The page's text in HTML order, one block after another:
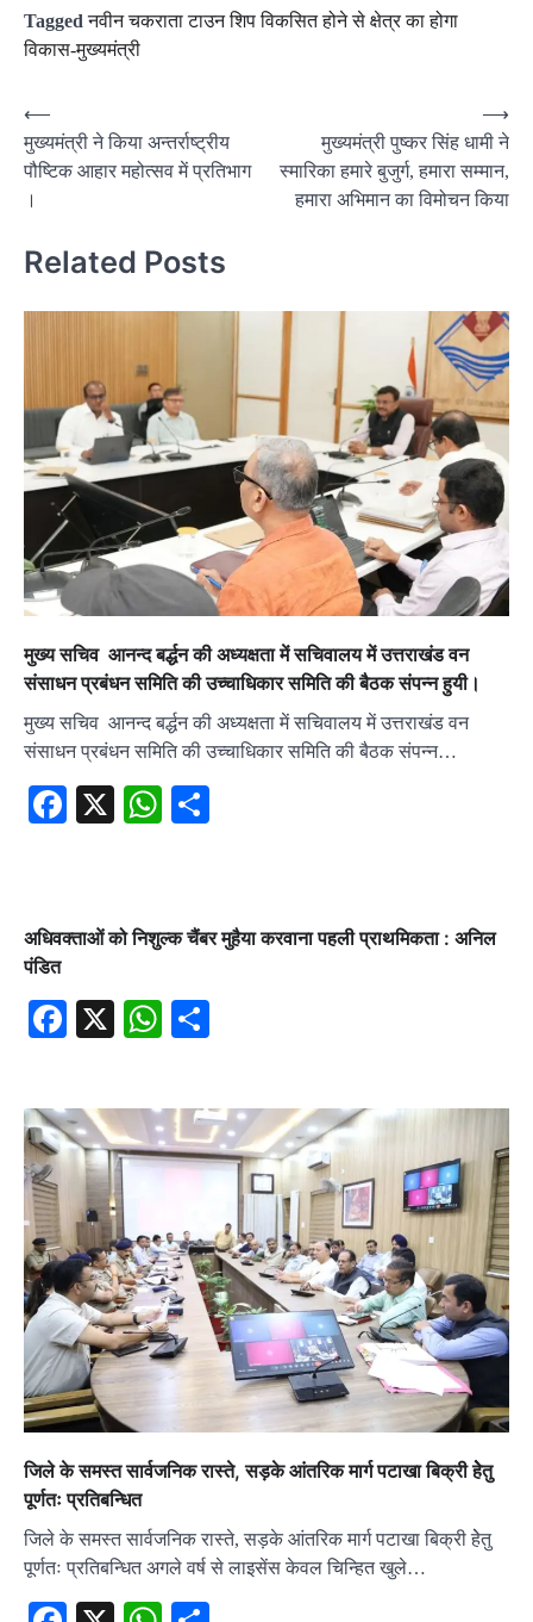
Taggedनवीन चकराता टाउन शिप विकसित होने से क्षेत्र का होगा
विकास-मुख्यमंत्री
Post
navigation
⟵
मुख्यमंत्री ने किया अन्तर्राष्ट्रीय
पौष्टिक आहार महोत्सव में प्रतिभाग
।
मुख्यमंत्री पुष्कर सिंह धामी ने
स्मारिका हमारे बुजुर्ग, हमारा सम्मान,
हमारा अभिमान का विमोचन किया
⟶
Related Posts
मुख्य सचिव आनन्द बर्द्धन की अध्यक्षता में सचिवालय में उत्तराखंड वन
संसाधन प्रबंधन समिति की उच्चाधिकार समिति की बैठक संपन्न हुयी।
मुख्य सचिव आनन्द बर्द्धन की अध्यक्षता में सचिवालय में उत्तराखंड वन
संसाधन प्रबंधन समिति की उच्चाधिकार समिति की बैठक संपन्न…
Facebook
X WhatsApp
अधिवक्ताओं को निशुल्क चैंबर मुहैया करवाना पहली प्राथमिकता : अनिल
पंडित
Facebook
X WhatsApp
जिले के समस्त सार्वजनिक रास्ते, सड़के आंतरिक मार्ग पटाखा बिक्री हेेतु
पूर्णतः प्रतिबन्धित
जिले के समस्त सार्वजनिक रास्ते, सड़के आंतरिक मार्ग पटाखा बिक्री हेेतु
पूर्णतः प्रतिबन्धित अगले वर्ष से लाइसेंस केवल चिन्हित खुले…